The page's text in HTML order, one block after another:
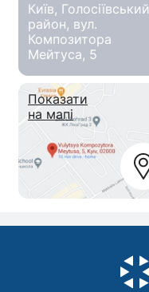
Київ, Голосіївський
район, вул.
Композитора
Мейтуса, 5
Показати
на мапі